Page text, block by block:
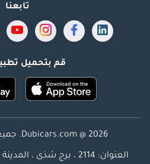
تابعنا
قم بتحميل
Dubicars.com @ 2026. جميع الحقوق محفوظة.
العنوان: 2114 ، برج شذى ، المدينة الإعلامية ، دبي ، الإمارات